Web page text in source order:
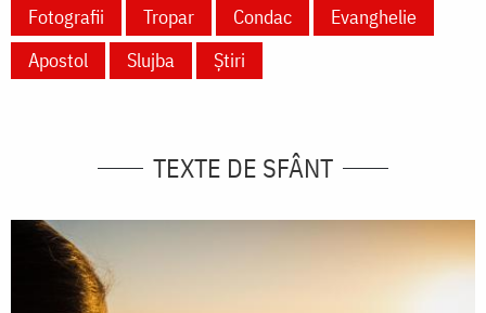
Fotografii
Tropar Condac
Evanghelie
Apostol
Slujba Știri
TEXTE DE SFÂNT